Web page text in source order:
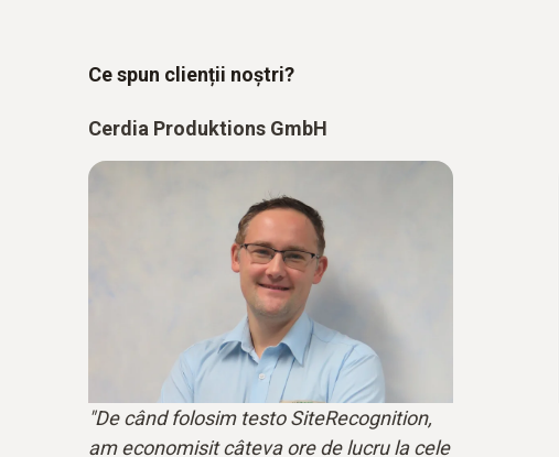
Ce spun clienții noștri?
Cerdia Produktions GmbH
"De când folosim testo SiteRecognition,
am economisit câteva ore de lucru la cele